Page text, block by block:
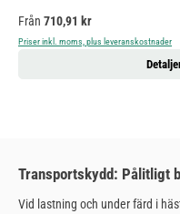
Ordinarie pris:
Från 710,91 kr
Priser inkl. moms, plus leveranskostnader
Transportskydd: Pålitligt
Vid lastning och under färd i